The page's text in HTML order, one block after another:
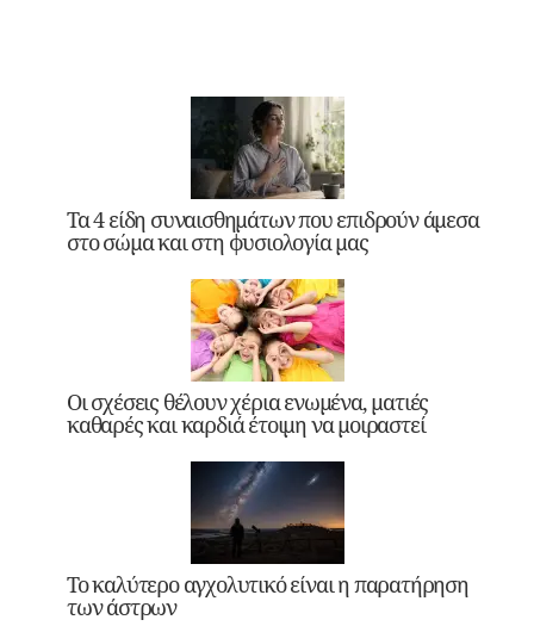
Τα 4 είδη συναισθημάτων που επιδρούν άμεσα
στο σώμα και στη φυσιολογία μας
Οι σχέσεις θέλουν χέρια ενωμένα, ματιές
καθαρές και καρδιά έτοιμη να μοιραστεί
Το καλύτερο αγχολυτικό είναι η παρατήρηση
των άστρων